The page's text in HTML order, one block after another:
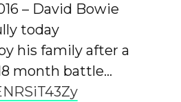
– David Bowie
today
his family after a
month battle…